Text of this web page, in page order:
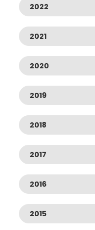
2022
2021
2020
2019
2018
2017
2016
2015